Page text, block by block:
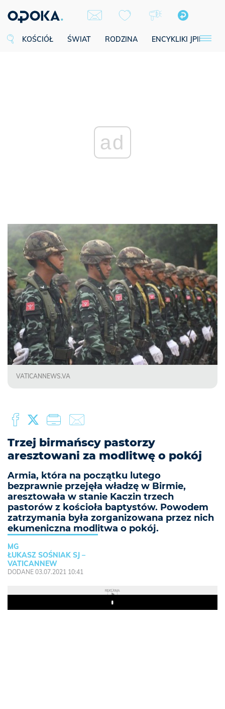
KOŚCIÓŁ ŚWIAT RODZINA ENCYKLIKI JPII
ad
VATICANNEWS.VA
Trzej birmańscy pastorzy
aresztowani za modlitwę o pokój
Armia, która na początku lutego
bezprawnie przejęła władzę w Birmie,
aresztowała w stanie Kaczin trzech
pastorów z kościoła baptystów. Powodem
zatrzymania była zorganizowana przez nich
ekumeniczna modlitwa o pokój.
MG
ŁUKASZ SOŚNIAK SJ –
VATICANNEW
DODANE 03.07.2021 10:41
REKLAMA
Play